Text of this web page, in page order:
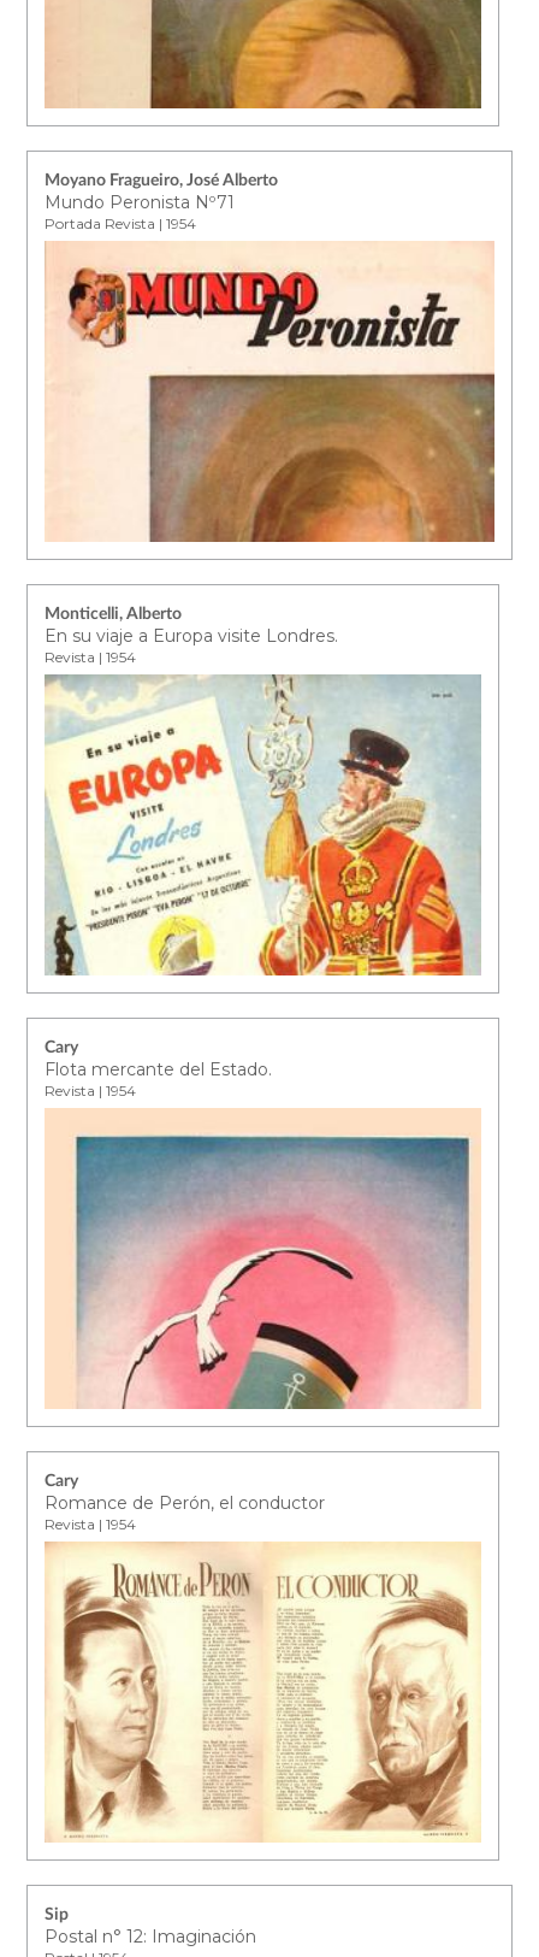
Moyano Fragueiro, José Alberto
Mundo Peronista Nº71
Portada Revista | 1954
Monticelli, Alberto
En su viaje a Europa visite Londres.
Revista | 1954
Cary
Flota mercante del Estado.
Revista | 1954
Cary
Romance de Perón, el conductor
Revista | 1954
Sip
Postal n° 12: Imaginación